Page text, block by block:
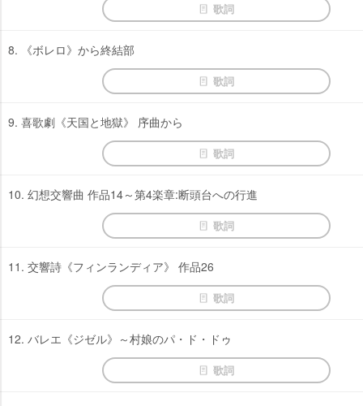
歌詞
8. 《ボレロ》から終結部
歌詞
9. 喜歌劇《天国と地獄》 序曲から
歌詞
10. 幻想交響曲 作品14～第4楽章:断頭台への行進
歌詞
11. 交響詩《フィンランディア》 作品26
歌詞
12. バレエ《ジゼル》～村娘のパ・ド・ドゥ
歌詞